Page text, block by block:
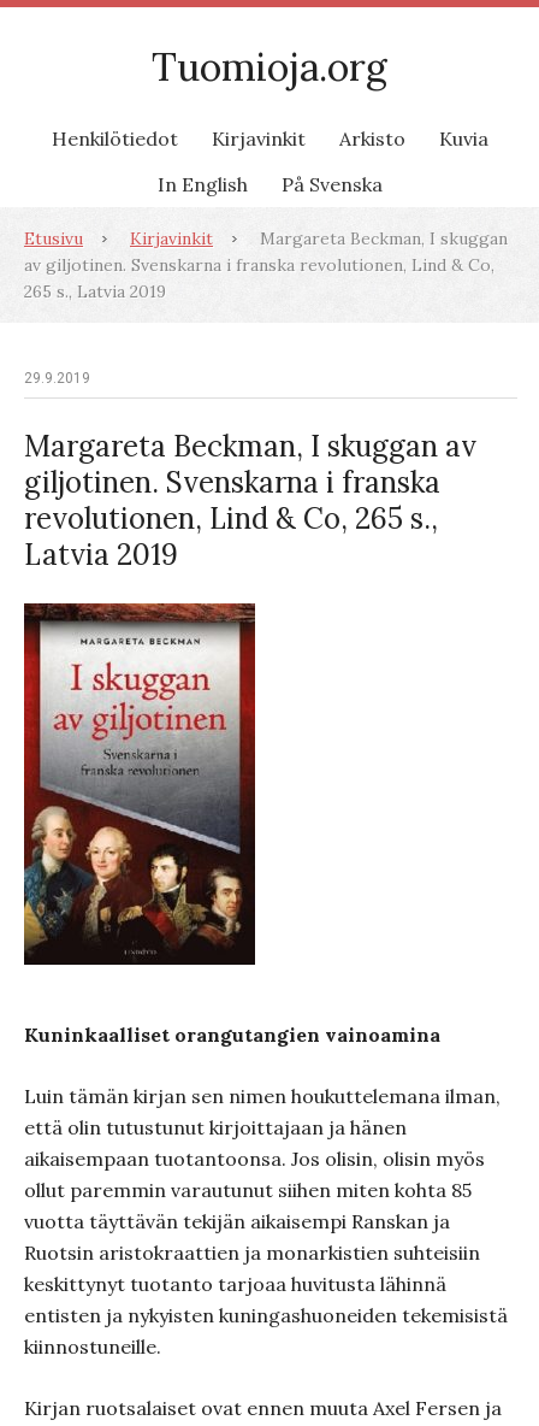
Tuomioja.org
Henkilötiedot Kirjavinkit Arkisto
Kuvia
In English
På Svenska
Etusivu Kirjavinkit
Margareta Beckman, I skuggan
av giljotinen. Svenskarna i franska revolutionen, Lind & Co,
265 s., Latvia 2019
29.9.2019
Margareta Beckman, I skuggan av
giljotinen. Svenskarna i franska
revolutionen, Lind & Co, 265 s.,
Latvia 2019
Kuninkaalliset orangutangien vainoamina
Luin tämän kirjan sen nimen houkuttelemana ilman,
että olin tutustunut kirjoittajaan ja hänen
aikaisempaan tuotantoonsa. Jos olisin, olisin myös
ollut paremmin varautunut siihen miten kohta 85
vuotta täyttävän tekijän aikaisempi Ranskan ja
Ruotsin aristokraattien ja monarkistien suhteisiin
keskittynyt tuotanto tarjoaa huvitusta lähinnä
entisten ja nykyisten kuningashuoneiden tekemisistä
kiinnostuneille.
Kirjan ruotsalaiset ovat ennen muuta Axel Fersen ja